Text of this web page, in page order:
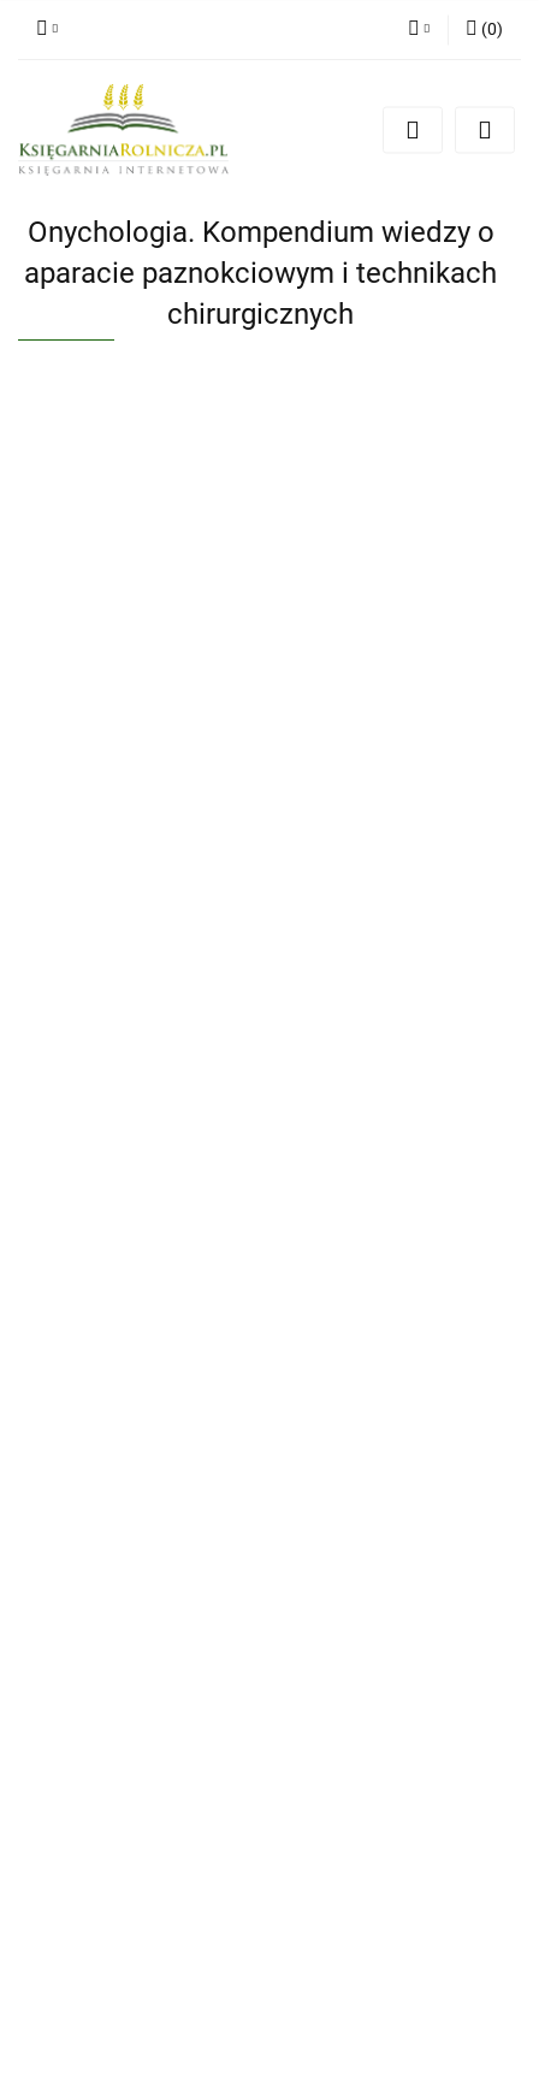
Zarejestruj się
(0)
Onychologia. Kompendium wiedzy o
aparacie paznokciowym i technikach
chirurgicznych